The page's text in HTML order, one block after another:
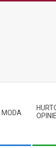
MODA
OPINIE